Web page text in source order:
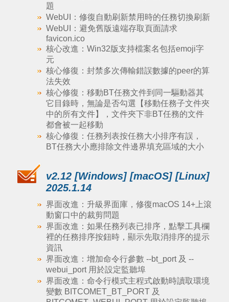
題
WebUI：修復自動刷新禁用時的任務切換刷新
WebUI：避免舊版遠端存取頁面請求
favicon.ico
核心改進：Win32版支持檔案名包括emoji字
元
核心修復：封禁多次傳輸錯誤數據的peer的算
法失效
核心修復：移動BT任務文件到同一驅動器其
它目錄時，無論是否勾選【移動任務子文件夾
中的所有文件】，文件夾下非BT任務的文件
都會被一起移動
核心修復：任務列表按任務大小排序有誤，
BT任務大小應排除文件邊界填充區域的大小
v2.12 [Windows] [macOS] [Linux]
2025.1.14
界面改進：升級界面庫，修復macOS 14+上滾
動窗口中的裁剪問題
界面改進：如果任務列表已排序，點擊工具欄
裡的任務排序按鈕時，顯示先取消排序的提示
資訊
界面改進：增加命令行參數 --bt_port 及 --
webui_port 用於設定監聽埠
界面改進：命令行模式主程式啟動時讀取環境
變數 BITCOMET_BT_PORT 及